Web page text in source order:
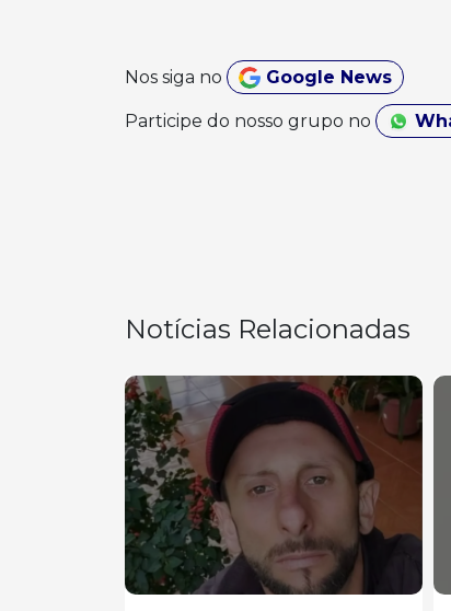
Nos siga no Google News
Participe do nosso grupo no
Notícias Relacionadas